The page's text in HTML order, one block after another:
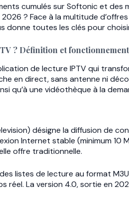
cumulés sur Softonic et des
? Face à la multitude d’offres
donne toutes les clés pour
? Définition et fonctionnement
de lecture IPTV qui
en direct, sans antenne ni
qu’à une vidéothèque à la
désigne la diffusion de
Internet stable (minimum
offre traditionnelle.
listes de lecture au format
réel. La version 4.0, sortie en